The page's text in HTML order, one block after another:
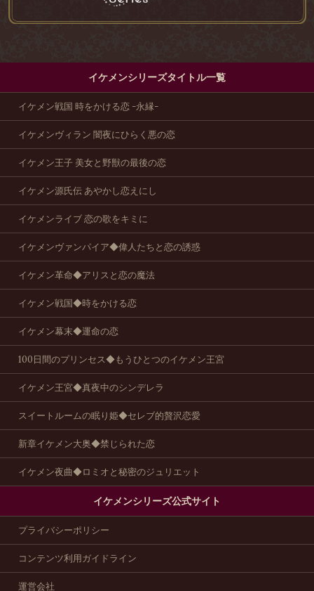
イケメンシリーズタイトル一覧
イケメン戦国 時をかける恋 -永縁-
イケメンヴィラン 闇夜にひらく悪の恋
イケメン王子 美女と野獣の最後の恋
イケメン源氏伝 あやかし恋えにし
イケメンライブ 恋の歌をキミに
イケメンヴァンパイア◆偉人たちと恋の誘惑
イケメン革命◆アリスと恋の魔法
イケメン戦国◆時をかける恋
イケメン幕末◆運命の恋
100日間のプリンセス◆もうひとつのイケメン王宮
イケメン王宮◆真夜中のシンデレラ
スイートルームの眠り姫◆セレブ的贅沢恋愛
新章イケメン大奥◆禁じられた恋
イケメン夜曲◆ロミオと秘密のジュリエット
イケメンシリーズ公式サイト
プライバシーポリシー
コンテンツ利用ガイドライン
運営会社